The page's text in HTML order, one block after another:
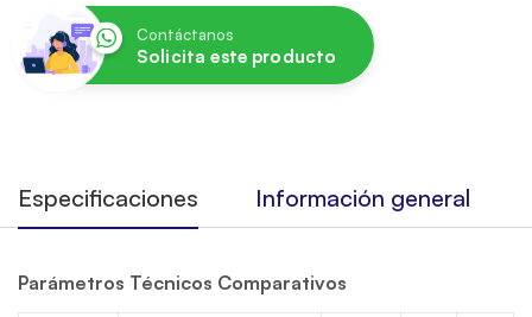
Contáctanos
Solicita este producto
Especificaciones Información general
Parámetros Técnicos Comparativos